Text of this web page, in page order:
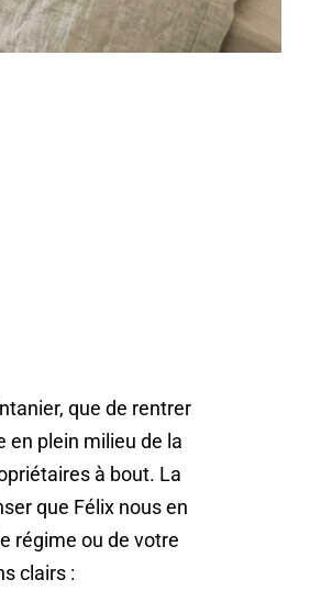
que de rentrer
en plein milieu de la
à bout. La
que Félix nous en
régime ou de votre
clairs :